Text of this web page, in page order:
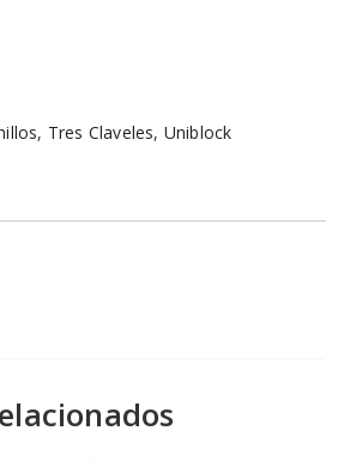
, Tres Claveles, Uniblock